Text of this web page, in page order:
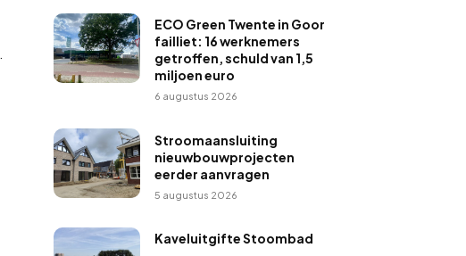
ECO Green Twente in Goor
failliet: 16 werknemers
getroffen, schuld van 1,5
miljoen euro
6 augustus 2026
Stroomaansluiting
nieuwbouwprojecten
eerder aanvragen
5 augustus 2026
Kaveluitgifte Stoombad